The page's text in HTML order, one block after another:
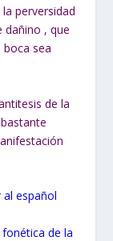
perversidad
dañino , que
boca sea
de la
español
de la